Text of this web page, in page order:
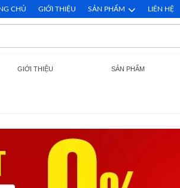
CHỦ GIỚI THIỆU SẢN PHẨM LIÊN HỆ
GIỚI THIỆU SẢN PHẨM